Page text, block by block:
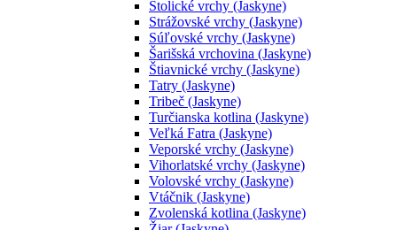
Stolické vrchy (Jaskyne)
Strážovské vrchy (Jaskyne)
Súľovské vrchy (Jaskyne)
Šarišská vrchovina (Jaskyne)
Štiavnické vrchy (Jaskyne)
Tatry (Jaskyne)
Tribeč (Jaskyne)
Turčianska kotlina (Jaskyne)
Veľká Fatra (Jaskyne)
Veporské vrchy (Jaskyne)
Vihorlatské vrchy (Jaskyne)
Volovské vrchy (Jaskyne)
Vtáčnik (Jaskyne)
Zvolenská kotlina (Jaskyne)